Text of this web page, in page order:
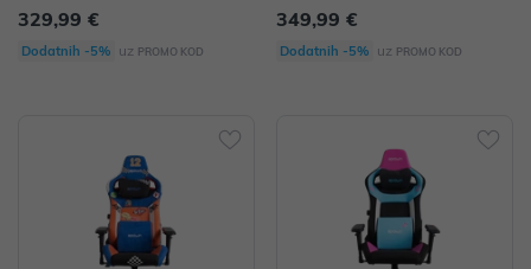
329,99 €
Dodatnih -5% uz PROMO KOD
349,99 €
Dodatnih -5% uz PROMO KOD